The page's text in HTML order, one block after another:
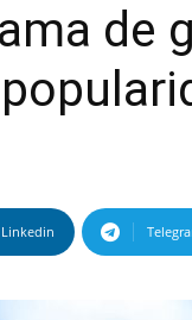
de
Linkedin